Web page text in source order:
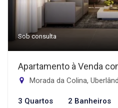
Sob consulta
Apartamento à Venda
Morada da Colina,
3 Quartos 2 Banheiros